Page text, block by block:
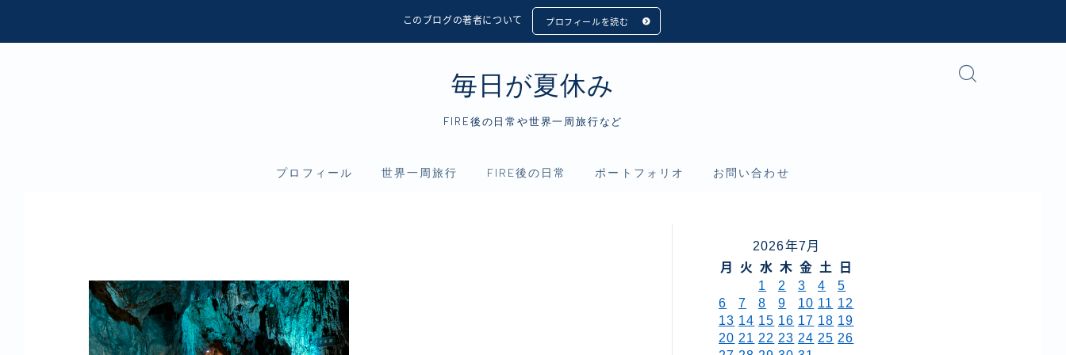
このブログの著者について プロフィールを読む
毎日が夏休み
FIRE後の日常や世界一周旅行など
プロフィール 世界一周旅行 FIRE後の日常 ポートフォリオ お問い合わせ
2026年7月
月
火 水 木 金 土
日
1
2 3 4
5
6
7 8 9 10 11 12
13 14 15 16 17 18 19
20 21 22 23 24 25 26